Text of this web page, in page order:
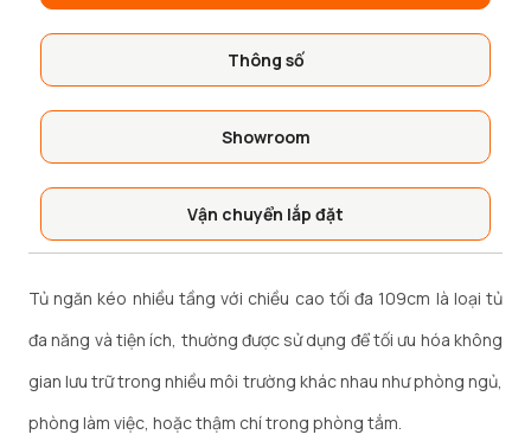
Thông số
Showroom
Vận chuyển lắp đặt
Tủ ngăn kéo nhiều tầng với chiều cao tối đa 109cm là loại tủ
đa năng và tiện ích, thường được sử dụng để tối ưu hóa không
gian lưu trữ trong nhiều môi trường khác nhau như phòng ngủ,
phòng làm việc, hoặc thậm chí trong phòng tắm.